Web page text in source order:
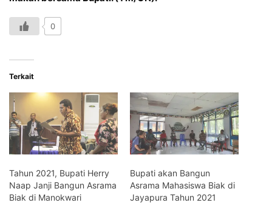
0
Terkait
Tahun 2021, Bupati Herry
Naap Janji Bangun Asrama
Biak di Manokwari
Bupati akan Bangun
Asrama Mahasiswa Biak di
Jayapura Tahun 2021